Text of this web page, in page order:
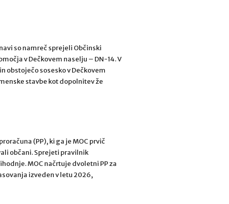
so namreč sprejeli Občinski
v Dečkovem naselju – DN-14. V
obstoječo sosesko v Dečkovem
stavbe kot dopolnitev že
(PP), ki ga je MOC prvič
občani. Sprejeti pravilnik
MOC načrtuje dvoletni PP za
izveden v letu 2026,